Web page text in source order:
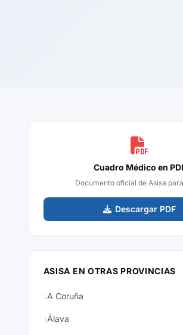
Cuadro Médico en
Documento oficial de Asisa
Descargar PDF
ASISA EN OTRAS PROVINCIAS
A Coruña
Álava